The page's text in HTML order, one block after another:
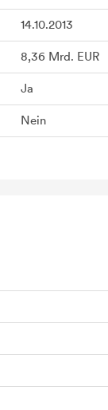
14.10.2013
8,36 Mrd. EUR
Ja
Nein